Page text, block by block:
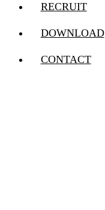
RECRUIT
DOWNLOAD
CONTACT